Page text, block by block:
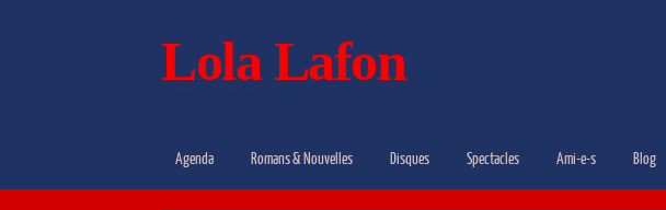
Lola Lafon
Agenda Romans & Nouvelles Disques Spectacles Ami-e-s Blog